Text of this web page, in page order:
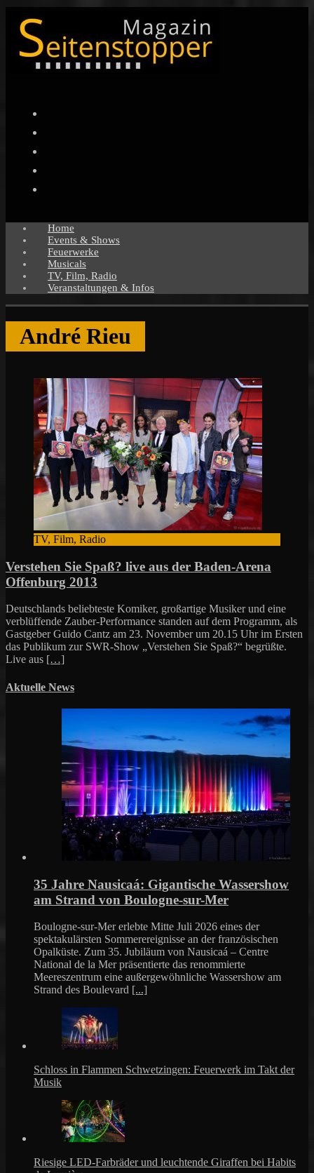
Home
Events & Shows
Feuerwerke
Musicals
TV, Film, Radio
Veranstaltungen & Infos
André Rieu
TV, Film, Radio
Verstehen Sie Spaß? live aus der Baden-Arena
Offenburg 2013
Deutschlands beliebteste Komiker, großartige Musiker und eine
verblüffende Zauber-Performance standen auf dem Programm, als
Gastgeber Guido Cantz am 23. November um 20.15 Uhr im Ersten
das Publikum zur SWR-Show „Verstehen Sie Spaß?“ begrüßte.
Live aus […]
Aktuelle News
35 Jahre Nausicaá: Gigantische Wassershow
am Strand von Boulogne-sur-Mer
Boulogne-sur-Mer erlebte Mitte Juli 2026 eines der
spektakulärsten Sommerereignisse an der französischen
Opalküste. Zum 35. Jubiläum von Nausicaá – Centre
National de la Mer präsentierte das renommierte
Meereszentrum eine außergewöhnliche Wassershow am
Strand des Boulevard [...]
Schloss in Flammen Schwetzingen: Feuerwerk im Takt der
Musik
Riesige LED-Farbräder und leuchtende Giraffen bei Habits